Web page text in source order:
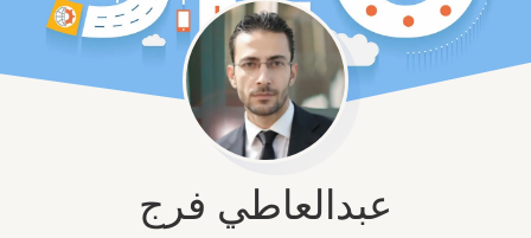
عبدالعاطي فرج